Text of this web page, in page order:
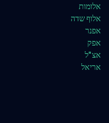
אלומות
אלוף שדה
אפנר
אפק
אצ"ל
אריאל